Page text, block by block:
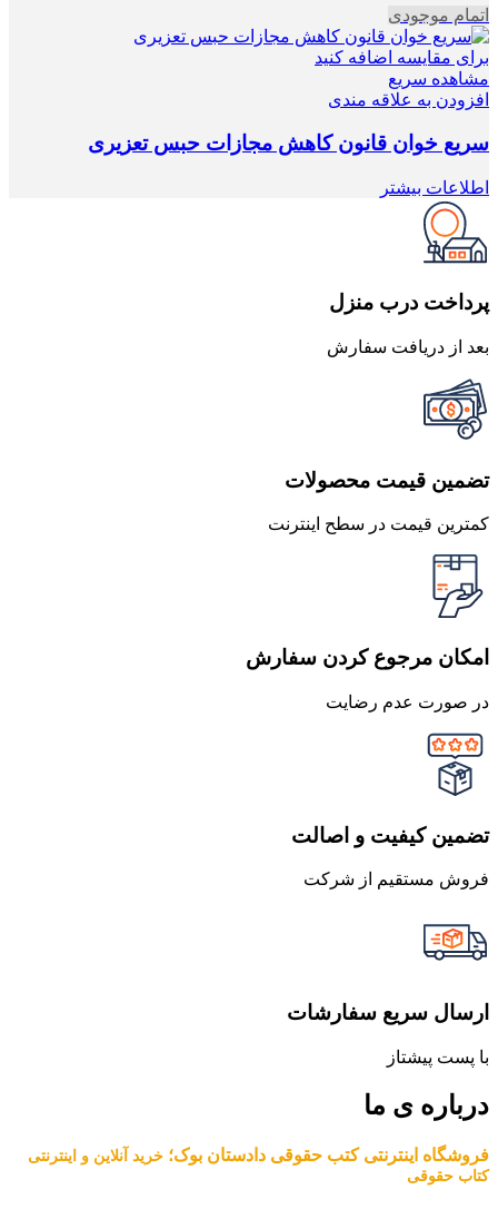
اتمام موجودی
برای مقایسه اضافه کنید
مشاهده سریع
افزودن به علاقه مندی
سریع خوان قانون کاهش مجازات حبس تعزیری
اطلاعات بیشتر
پرداخت درب منزل
بعد از دریافت سفارش
تضمین قیمت محصولات
کمترین قیمت در سطح اینترنت
امکان مرجوع کردن سفارش
در صورت عدم رضایت
تضمین کیفیت و اصالت
فروش مستقیم از شرکت
ارسال سریع سفارشات
با پست پیشتاز
درباره ی ما
فروشگاه اینترنتی کتب حقوقی دادستان بوک؛ خرید آنلاین و اینترنتی
کتاب حقوقی